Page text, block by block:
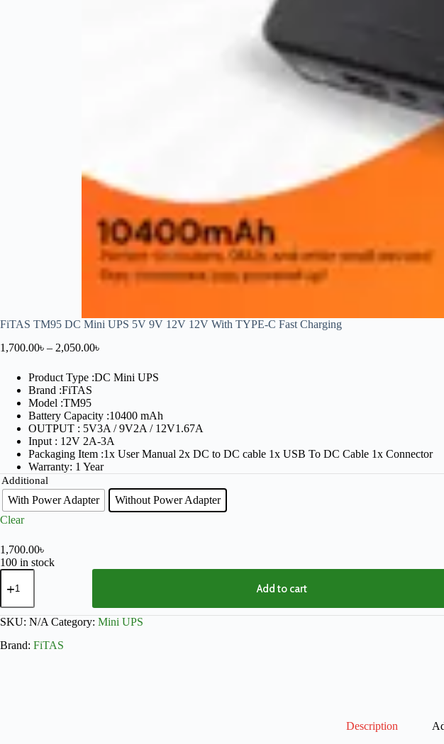
FiTAS TM95 DC Mini UPS 5V 9V 12V 12V With TYPE-C Fast Charging
1,700.00৳ – 2,050.00৳
Product Type :DC Mini UPS
Brand :FiTAS
Model :TM95
Battery Capacity :10400 mAh
OUTPUT : 5V3A / 9V2A / 12V1.67A
Input : 12V 2A-3A
Packaging Item :1x User Manual 2x DC to DC cable 1x USB To DC Cable 1x Connector
Warranty: 1 Year
Additional
With Power Adapter
Without Power Adapter
Clear
1,700.00৳
100 in stock
Add to cart
SKU: N/A Category: Mini UPS
Brand: FiTAS
Description